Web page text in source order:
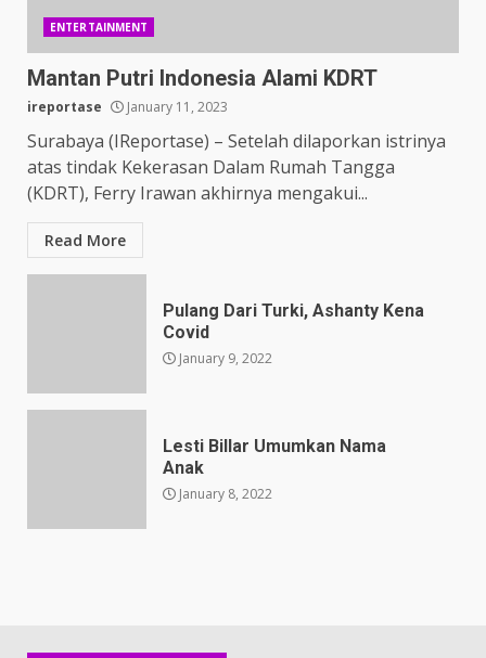
ENTERTAINMENT
Mantan Putri Indonesia Alami KDRT
ireportase January 11, 2023
Surabaya (IReportase) – Setelah dilaporkan istrinya
atas tindak Kekerasan Dalam Rumah Tangga
(KDRT), Ferry Irawan akhirnya mengakui...
Read More
Pulang Dari Turki, Ashanty Kena
Covid
January 9, 2022
Lesti Billar Umumkan Nama
Anak
January 8, 2022